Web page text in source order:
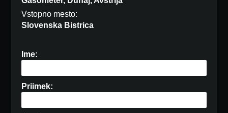
Vstopno mesto:
Slovenska Bistrica
Ime:
Priimek: